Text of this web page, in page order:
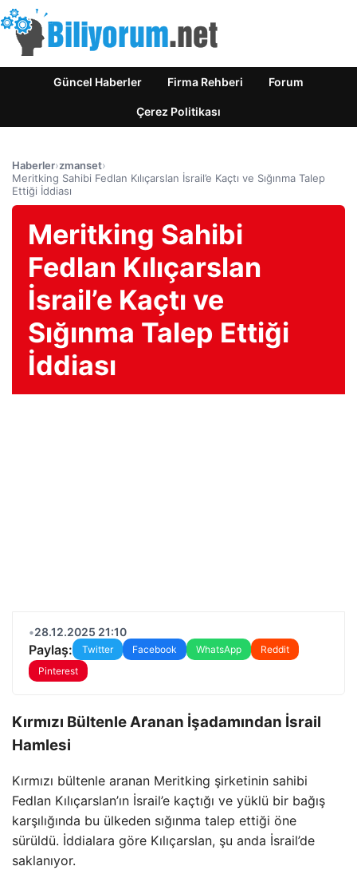
Güncel Haberler Firma Rehberi Forum
Çerez Politikası
Haberler›zmanset›
Meritking Sahibi Fedlan Kılıçarslan İsrail’e Kaçtı ve Sığınma Talep
Ettiği İddiası
Meritking Sahibi
Fedlan Kılıçarslan
İsrail’e Kaçtı ve
Sığınma Talep Ettiği
İddiası
•28.12.2025 21:10
Paylaş: Twitter Facebook WhatsApp
Reddit
Pinterest
Kırmızı Bültenle Aranan İşadamından İsrail
Hamlesi
Kırmızı bültenle aranan Meritking şirketinin sahibi
Fedlan Kılıçarslan’ın İsrail’e kaçtığı ve yüklü bir bağış
karşılığında bu ülkeden sığınma talep ettiği öne
sürüldü. İddialara göre Kılıçarslan, şu anda İsrail’de
saklanıyor.